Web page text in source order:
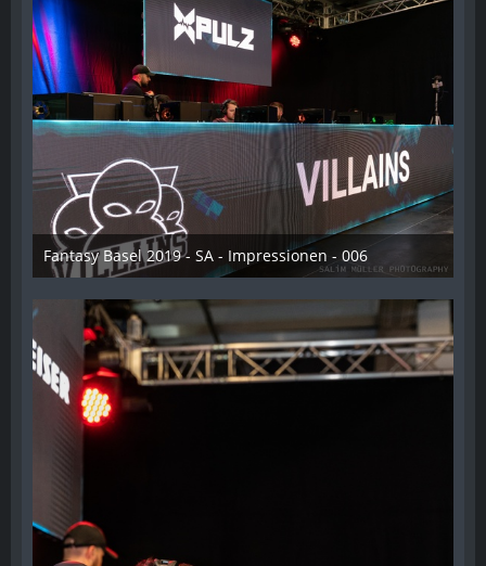
Fantasy Basel 2019 - SA - Impressionen - 006
21. Mai 2019